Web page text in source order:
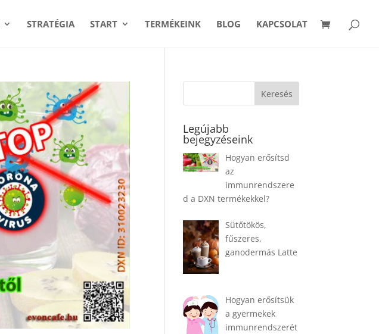
STRATÉGIA START TERMÉKEINK BLOG KAPCSOLAT
Legújabb
bejegyzéseink
Hogyan erősítsd
az
immunrendszere
d a DXN termékekkel?
Sütőtökös,
fűszeres,
ganodermás Latte
Hogyan erősítsük
a gyermekek
immunrendszerét